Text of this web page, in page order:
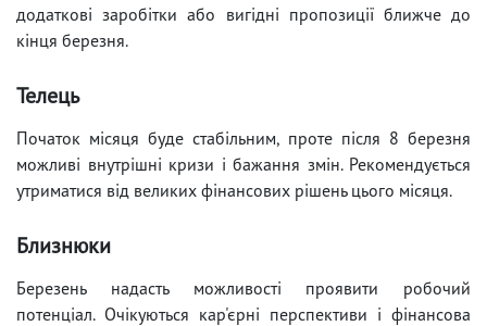
додаткові заробітки або вигідні пропозиції ближче до
кінця березня.
Телець
Початок місяця буде стабільним, проте після 8 березня
можливі внутрішні кризи і бажання змін. Рекомендується
утриматися від великих фінансових рішень цього місяця.
Близнюки
Березень надасть можливості проявити робочий
потенціал. Очікуються кар'єрні перспективи і фінансова